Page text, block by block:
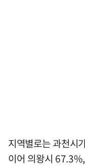
지역별로는 과천시
이어 의왕시